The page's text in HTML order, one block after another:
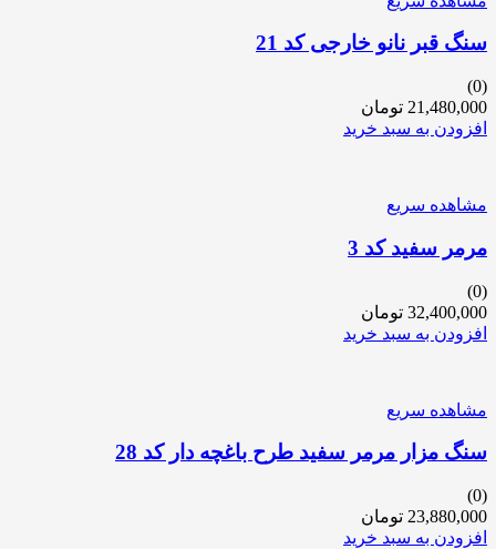
سنگ قبر نانو خارجی کد 21
(0)
21,480,000 تومان
افزودن به سبد خرید
مشاهده سریع
مرمر سفید کد 3
(0)
32,400,000 تومان
افزودن به سبد خرید
مشاهده سریع
سنگ مزار مرمر سفید طرح باغچه دار کد 28
(0)
23,880,000 تومان
افزودن به سبد خرید